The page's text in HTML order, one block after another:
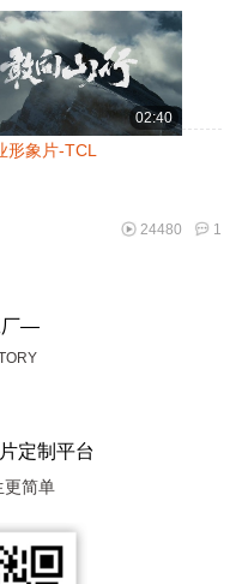
02:40
形象片-TCL
1
24480
厂—
定制平台
更简单